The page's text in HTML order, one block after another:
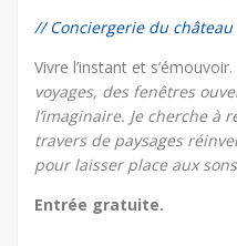
// Conciergerie du château
Vivre l’instant et s’émouvoir.
voyages, des fenêtres
l’imaginaire. Je cherche à
travers de paysages
pour laisser place aux
Entrée gratuite.